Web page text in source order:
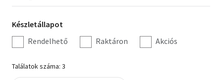
Hobbi, szabadidő
Irodalom
Művészet
szűrés
Készletállapot
szűrés
Készletállapot
Rendelhető
Raktáron Akciós
Találatok száma: 3